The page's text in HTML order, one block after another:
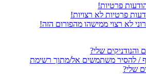
פרטיות!
פרטיות לא רצויות!
לא רצוי ממישהו מהפורום הזה!
שלי?
/ להסיר משתמשים אל/מתוך רשימת
שלי?